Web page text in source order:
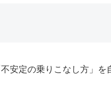
安定の乗りこなし方」を